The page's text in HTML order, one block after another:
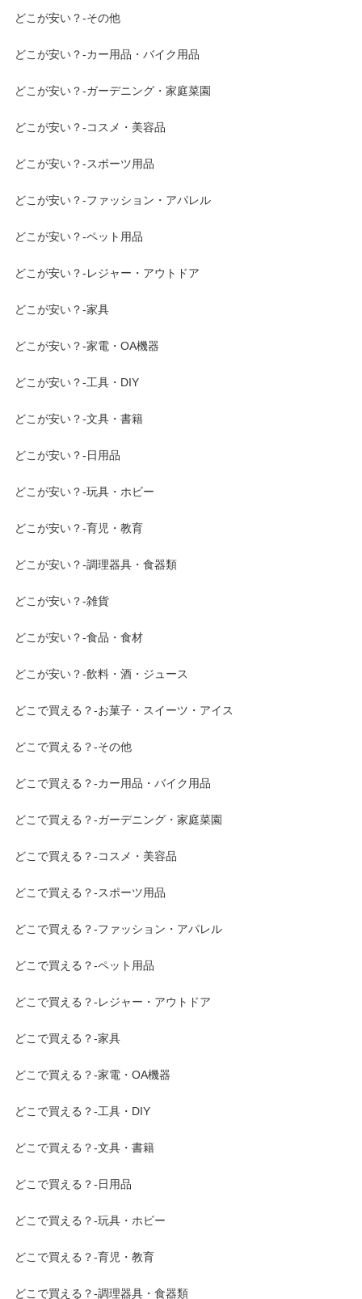
どこが安い？-その他
どこが安い？-カー用品・バイク用品
どこが安い？-ガーデニング・家庭菜園
どこが安い？-コスメ・美容品
どこが安い？-スポーツ用品
どこが安い？-ファッション・アパレル
どこが安い？-ペット用品
どこが安い？-レジャー・アウトドア
どこが安い？-家具
どこが安い？-家電・OA機器
どこが安い？-工具・DIY
どこが安い？-文具・書籍
どこが安い？-日用品
どこが安い？-玩具・ホビー
どこが安い？-育児・教育
どこが安い？-調理器具・食器類
どこが安い？-雑貨
どこが安い？-食品・食材
どこが安い？-飲料・酒・ジュース
どこで買える？-お菓子・スイーツ・アイス
どこで買える？-その他
どこで買える？-カー用品・バイク用品
どこで買える？-ガーデニング・家庭菜園
どこで買える？-コスメ・美容品
どこで買える？-スポーツ用品
どこで買える？-ファッション・アパレル
どこで買える？-ペット用品
どこで買える？-レジャー・アウトドア
どこで買える？-家具
どこで買える？-家電・OA機器
どこで買える？-工具・DIY
どこで買える？-文具・書籍
どこで買える？-日用品
どこで買える？-玩具・ホビー
どこで買える？-育児・教育
どこで買える？-調理器具・食器類